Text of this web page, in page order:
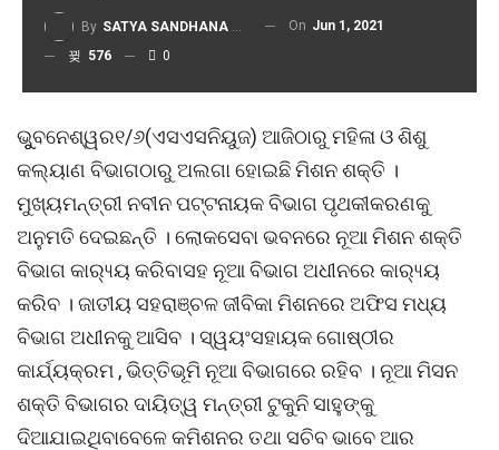
By SATYA SANDHANA DESK On Jun 1, 2021
576
0
ଭୁୁବନେଶ୍ୱର୧/୬(ଏସଏସନିୟୁଜ) ଆଜିଠାରୁ ମହିଳା ଓ ଶିଶୁ
କଲ୍ୟାଣ ବିଭାଗଠାରୁ ଅଲଗା ହୋଇଛି ମିଶନ ଶକ୍ତି ।
ମୁଖ୍ୟମନ୍ତ୍ରୀ ନବୀନ ପଟ୍ଟନାୟକ ବିଭାଗ ପୃଥକୀକରଣକୁ
ଅନୁମତି ଦେଇଛନ୍ତି । ଲୋକସେବା ଭବନରେ ନୂଆ ମିଶନ ଶକ୍ତି
ବିଭାଗ କାର‌୍ୟ୍ୟ କରିବାସହ ନୂଆ ବିଭାଗ ଅଧୀନରେ କାର‌୍ୟ୍ୟ
କରିବ । ଜାତୀୟ ସହରାଞ୍ଚଳ ଜୀବିକା ମିଶନରେ ଅଫିସ ମଧ୍ୟ
ବିଭାଗ ଅଧୀନକୁ ଆସିବ । ସ୍ୱୟଂସହାୟକ ଗୋଷ୍ଠୀର
କାର୍ଯ୍ୟକ୍ରମ , ଭିତ୍ତିଭୂମି ନୂଆ ବିଭାଗରେ ରହିବ । ନୂଆ ମିସନ
ଶକ୍ତି ବିଭାଗର ଦାୟିତ୍ୱ ମନ୍ତ୍ରୀ ଟୁକୁନି ସାହୁଙ୍କୁ
ଦିଆଯାଇଥିବାବେଳେ କମିଶନର ତଥା ସଚିବ ଭାବେ ଆର